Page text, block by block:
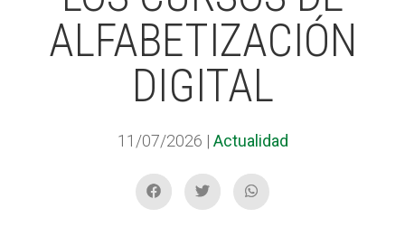
ALFABETIZACIÓN
DIGITAL
11/07/2026 | Actualidad
SUPORT TERCER SECTOR